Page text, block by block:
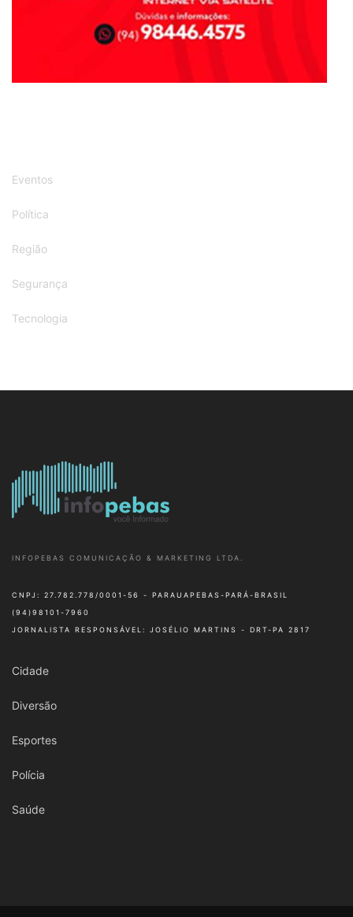
Eventos
Política
Região
Segurança
Tecnologia
INFOPEBAS COMUNICAÇÃO & MARKETING LTDA.
CNPJ: 27.782.778/0001-56 - PARAUAPEBAS-PARÁ-BRASIL
(94)98101-7960
JORNALISTA RESPONSÁVEL: JOSÉLIO MARTINS - DRT-PA 2817
Cidade
Diversão
Esportes
Polícia
Saúde